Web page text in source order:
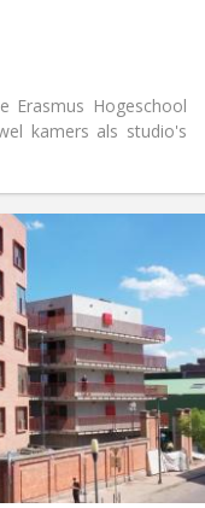
Erasmus Hogeschool
kamers als studio's
Informatie
Huur:
800 €
Kosten:
165 €
Duur:
12 maanden
Domiciliëring:
Inrichting
Badkamer:
Privaat
Keuken:
in de kamer
Oppervlakte:
22 m
2
Private kamers:
1